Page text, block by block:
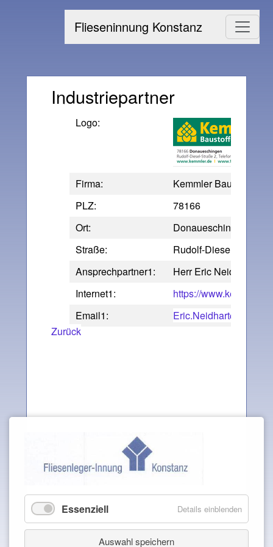
Flieseninnung Konstanz
Industriepartner
Logo:
Firma:
Kemmler Baustoffe
PLZ:
78166
Ort:
Donaueschingen
Straße:
Rudolf-Diesel-Straße
Ansprechpartner1:
Herr Eric Neidhart
Internet1:
https://
Email1:
Zurück
Essenziell Details einblenden
Auswahl speichern